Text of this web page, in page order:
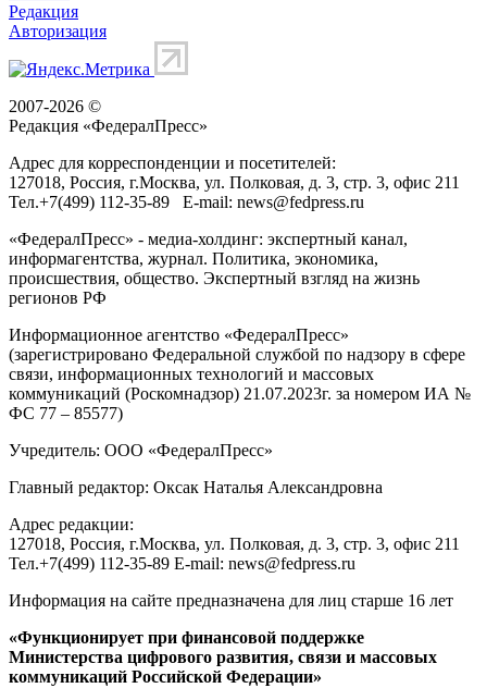
Редакция
Авторизация
2007-2026 ©
Редакция «ФедералПресс»
Адрес для корреспонденции и посетителей:
127018, Россия, г.Москва, ул. Полковая, д. 3, стр. 3, офис 211
Тел.+7(499) 112-35-89 E-mail: news@fedpress.ru
«ФедералПресс» - медиа-холдинг: экспертный канал,
информагентства, журнал. Политика, экономика,
происшествия, общество. Экспертный взгляд на жизнь
регионов РФ
Информационное агентство «ФедералПресс»
(зарегистрировано Федеральной службой по надзору в сфере
связи, информационных технологий и массовых
коммуникаций (Роскомнадзор) 21.07.2023г. за номером ИА №
ФС 77 – 85577)
Учредитель: ООО «ФедералПресс»
Главный редактор: Оксак Наталья Александровна
Адрес редакции:
127018, Россия, г.Москва, ул. Полковая, д. 3, стр. 3, офис 211
Тел.+7(499) 112-35-89 E-mail: news@fedpress.ru
Информация на сайте предназначена для лиц старше 16 лет
«Функционирует при финансовой поддержке
Министерства цифрового развития, связи и массовых
коммуникаций Российской Федерации»